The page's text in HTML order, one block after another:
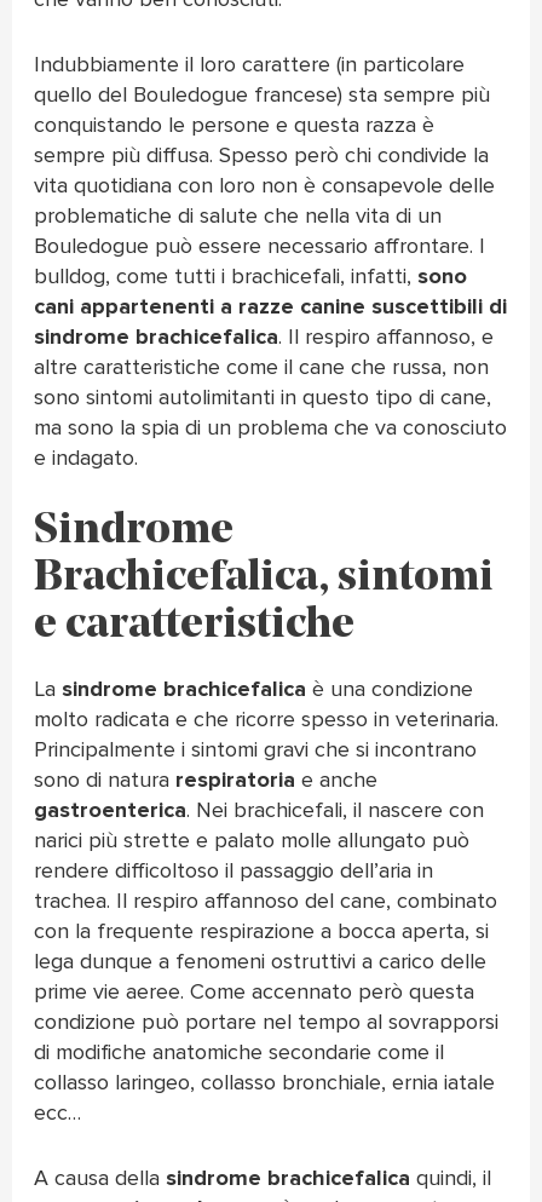
Indubbiamente il loro carattere (in particolare
quello del Bouledogue francese) sta sempre più
conquistando le persone e questa razza è
sempre più diffusa. Spesso però chi condivide la
vita quotidiana con loro non è consapevole delle
problematiche di salute che nella vita di un
Bouledogue può essere necessario affrontare. I
bulldog, come tutti i brachicefali, infatti, sono
cani appartenenti a razze canine suscettibili di
sindrome brachicefalica. Il respiro affannoso, e
altre caratteristiche come il cane che russa, non
sono sintomi autolimitanti in questo tipo di cane,
ma sono la spia di un problema che va conosciuto
e indagato.
Sindrome
Brachicefalica, sintomi
e caratteristiche
La sindrome brachicefalica è una condizione
molto radicata e che ricorre spesso in veterinaria.
Principalmente i sintomi gravi che si incontrano
sono di natura respiratoria e anche
gastroenterica. Nei brachicefali, il nascere con
narici più strette e palato molle allungato può
rendere difficoltoso il passaggio dell’aria in
trachea. Il respiro affannoso del cane, combinato
con la frequente respirazione a bocca aperta, si
lega dunque a fenomeni ostruttivi a carico delle
prime vie aeree. Come accennato però questa
condizione può portare nel tempo al sovrapporsi
di modifiche anatomiche secondarie come il
collasso laringeo, collasso bronchiale, ernia iatale
ecc…
A causa della sindrome brachicefalica quindi, il